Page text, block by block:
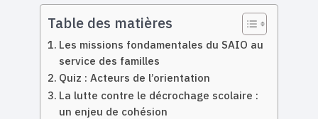
Table des matières
Les missions fondamentales du SAIO au
service des familles
Quiz : Acteurs de l’orientation
La lutte contre le décrochage scolaire :
un enjeu de cohésion